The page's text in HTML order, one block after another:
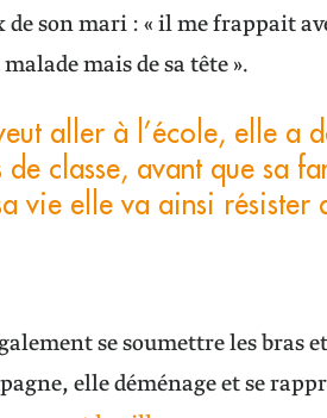
son mari : « il me frappait
mais de sa tête ».
aller à l’école, elle a
classe, avant que sa
vie elle va ainsi résister
se soumettre les bras
elle déménage et se